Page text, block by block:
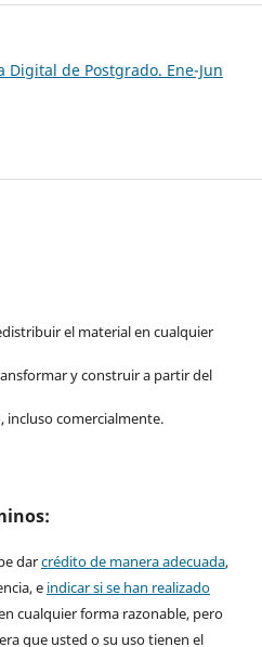
Digital de Postgrado. Ene-Jun
el material en cualquier
y construir a partir del
incluso comercialmente.
darcrédito de manera adecuada,
e indicar si se han realizado
cualquier forma razonable, pero
que usted o su uso tienen el